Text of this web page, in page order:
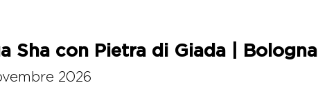
Sha con Pietra di Giada | Bologna
2026